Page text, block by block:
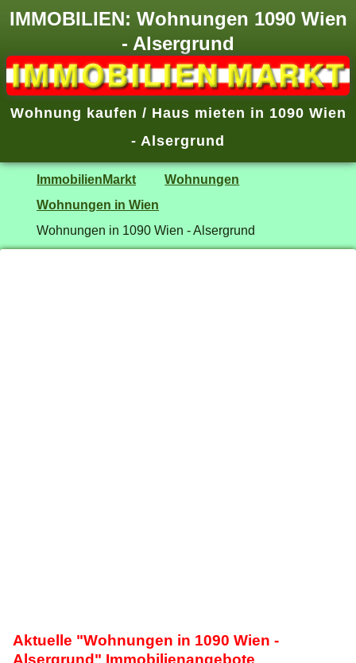
IMMOBILIEN: Wohnungen 1090 Wien
- Alsergrund
Wohnung kaufen / Haus mieten in 1090 Wien
- Alsergrund
ImmobilienMarkt
Wohnungen
Wohnungen in Wien
Wohnungen in 1090 Wien - Alsergrund
Aktuelle "Wohnungen in 1090 Wien -
Alsergrund" Immobilienangebote